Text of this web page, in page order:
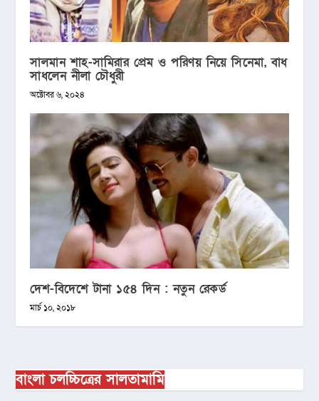
সালমান শাহ-সামিরার প্রেম ও পরিণয় নিয়ে সিনেমা, বাধ
সাধলেন নীলা চৌধুরী
অক্টোবর ৬, ২০২৪
দেশ-বিদেশে টানা ১৫৪ দিন : নতুন রেকর্ড
মার্চ ১০, ২০১৮
বাংলা চলচ্চিত্রের সালতামামি